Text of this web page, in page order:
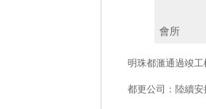
會所
明珠都滙通過竣工
都更公司：陸續安